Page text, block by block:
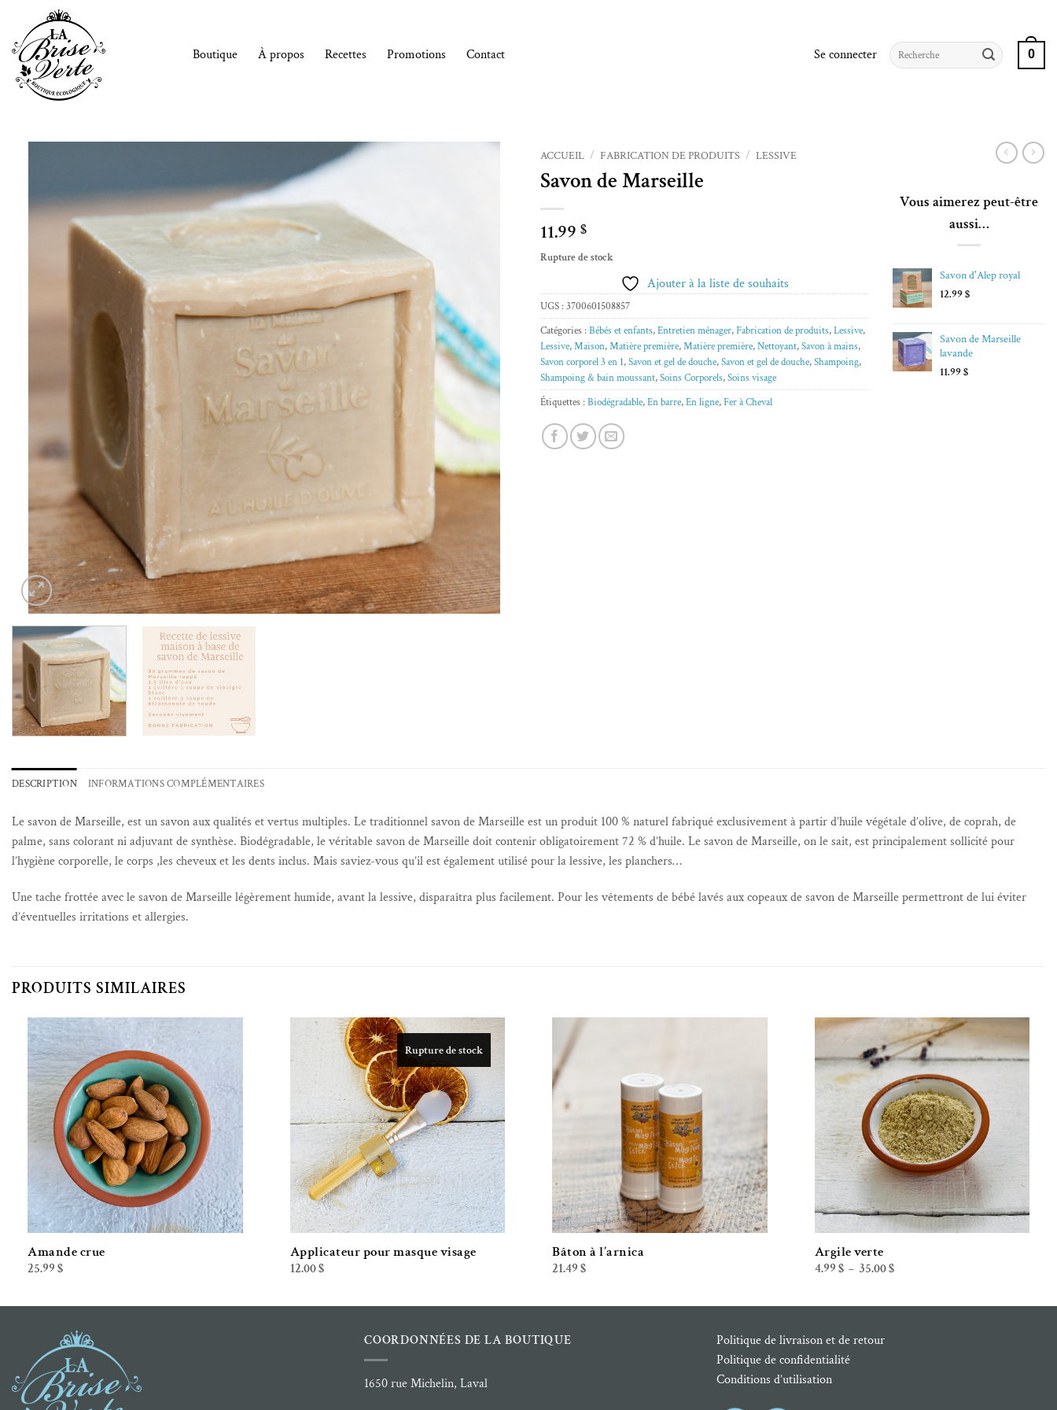
contenu
Boutique À propos Recettes Promotions Contact Se connecter
Recherche
pour :
0
ACCUEIL / FABRICATION DE PRODUITS / LESSIVE
Savon de Marseille
11.99 $
Rupture de stock
Ajouter à la liste de souhaits
UGS : 3700601508857
Catégories : Bébés et enfants,Entretien ménager,Fabrication de produits,Lessive,
Lessive,Maison,Matière première,Matière première,Nettoyant,Savon à mains,
Savon corporel 3 en 1,Savon et gel de douche,Savon et gel de douche,Shampoing,
Shampoing & bain moussant,Soins Corporels,Soins visage
Étiquettes : Biodégradable,En barre,En ligne,Fer à Cheval
Vous aimerez peut-être
aussi…
Savon d'Alep royal
12.99$
Savon de Marseille
lavande
11.99$
DESCRIPTION INFORMATIONS COMPLÉMENTAIRES
Le savon de Marseille, est un savon aux qualités et vertus multiples. Le traditionnel savon de Marseille est un produit 100 % naturel fabriqué exclusivement à partir d’huile végétale d’olive, de coprah, de
palme, sans colorant ni adjuvant de synthèse. Biodégradable, le véritable savon de Marseille doit contenir obligatoirement 72 % d’huile. Le savon de Marseille, on le sait, est principalement sollicité pour
l’hygiène corporelle, le corps ,les cheveux et les dents inclus. Mais saviez-vous qu’il est également utilisé pour la lessive, les planchers…
Une tache frottée avec le savon de Marseille légèrement humide, avant la lessive, disparaîtra plus facilement. Pour les vêtements de bébé lavés aux copeaux de savon de Marseille permettront de lui éviter
d’éventuelles irritations et allergies.
PRODUITS SIMILAIRES
Ajouter à la liste de souhaits
Amande crue
25.99 $
Ajouter à la liste de souhaits
Rupture de stock
Applicateur pour masque visage
12.00$
Bâton à l’arnica
21.49 $
Ajouter à la liste de souhaits
Argile verte
4.99 $ – 35.00$Plage
COORDONNÉES DE LA BOUTIQUE
1650 rue Michelin, Laval
Politique de livraison et de retour
Politique de confidentialité
Conditions d’utilisation